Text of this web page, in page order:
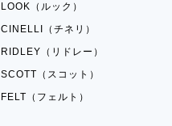
LOOK（ルック）
CINELLI（チネリ）
RIDLEY（リドレー）
SCOTT（スコット）
FELT（フェルト）